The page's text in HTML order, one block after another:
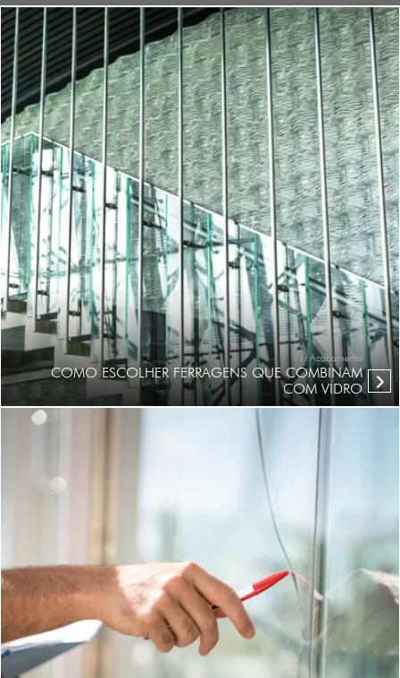
// Acabamento
COMO ESCOLHER FERRAGENS QUE COMBINAM
COM VIDRO